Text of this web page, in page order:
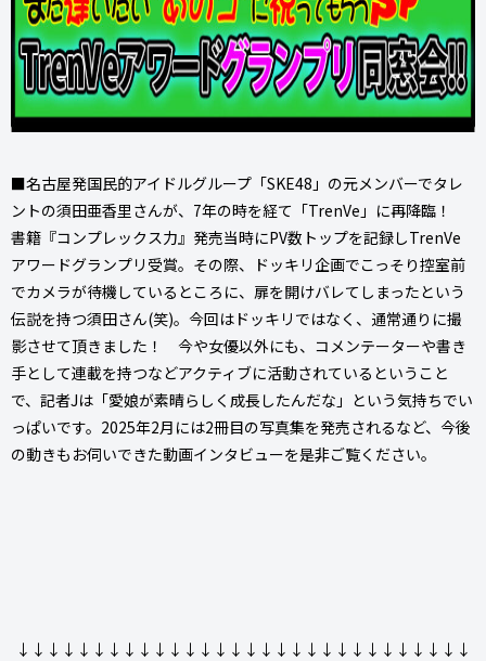
■名古屋発国民的アイドルグループ「SKE48」の元メンバーでタレ
ントの須田亜香里さんが、7年の時を経て「TrenVe」に再降臨！
書籍『コンプレックス力』発売当時にPV数トップを記録しTrenVe
アワードグランプリ受賞。その際、ドッキリ企画でこっそり控室前
でカメラが待機しているところに、扉を開けバレてしまったという
伝説を持つ須田さん(笑)。今回はドッキリではなく、通常通りに撮
影させて頂きました！ 今や女優以外にも、コメンテーターや書き
手として連載を持つなどアクティブに活動されているということ
で、記者Jは「愛娘が素晴らしく成長したんだな」という気持ちでい
っぱいです。2025年2月には2冊目の写真集を発売されるなど、今後
の動きもお伺いできた動画インタビューを是非ご覧ください。
↓↓↓↓↓↓↓↓↓↓↓↓↓↓↓↓↓↓↓↓↓↓↓↓↓↓↓↓↓↓